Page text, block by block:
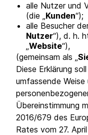
alle Nutzer und
(die „Kunden“);
alle Besucher
Nutzer“), d. h.
„Website“),
(gemeinsam als „
Diese Erklärung
umfassende
Übereinstimmung
2016/679 des
Rates vom 27.